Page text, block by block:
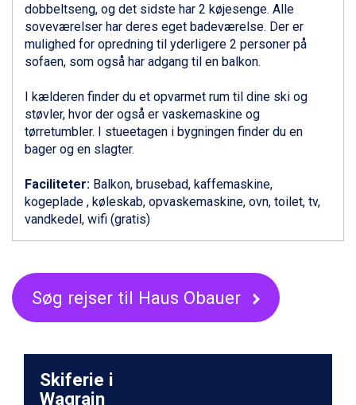
Fieberbrunn fra DKK 6.145
Wagrain fra DKK 4.645
Ischgl fra DKK 7.095
St. Anton fra DKK 7.245
Canazei fra DKK 4.745
Livigno fra DKK 4.145
Ponte di Legno fra DKK 4.745
Sauze dOulx fra DKK 4.045
Bad Gastein fra DKK 4.195
Arabba fra DKK 7.045
La Thuile fra DKK 4.595
Val Thorens fra DKK 5.395
Saalbach fra DKK 5.945
Sölden fra DKK 8.445
Bad Hofgastein fra DKK 5.495
Fieberbrunn fra DKK 6.145
Wagrain fra DKK 4.645
dobbeltseng, og det sidste har 2 køjesenge. Alle
soveværelser har deres eget badeværelse. Der er
mulighed for opredning til yderligere 2 personer på
sofaen, som også har adgang til en balkon.
I kælderen finder du et opvarmet rum til dine ski og
støvler, hvor der også er vaskemaskine og
tørretumbler. I stueetagen i bygningen finder du en
bager og en slagter.
Faciliteter: Balkon, brusebad, kaffemaskine,
kogeplade , køleskab, opvaskemaskine, ovn, toilet, tv,
vandkedel, wifi (gratis)
Søg rejser til Haus Obauer
Skiferie i
Wagrain